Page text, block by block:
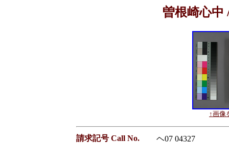
曽根崎心中
↑画像
請求記号 Call No. ヘ07 04327